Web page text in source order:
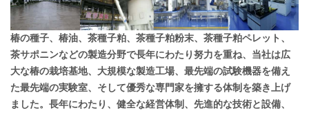
椿の種子、椿油、茶種子粕、茶種子粕粉末、茶種子粕ペレット、
茶サポニンなどの製造分野で長年にわたり努力を重ね、当社は広
大な椿の栽培基地、大規模な製造工場、最先端の試験機器を備え
た最先端の実験室、そして優秀な専門家を擁する体制を築き上げ
ました。長年にわたり、健全な経営体制、先進的な技術と設備、